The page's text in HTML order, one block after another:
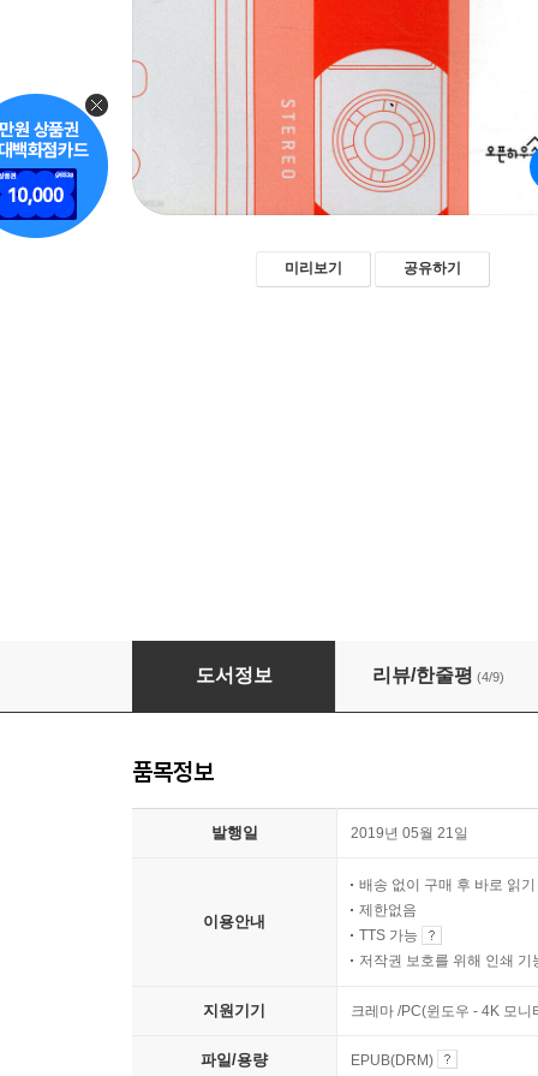
미리보기 공유하기
그 시절, 우리들의 팝송
도서정보 리뷰/한줄평 (4/9)
품목정보
발행일 2019년 05월 21일
이용안내
배송 없이 구매 후 바로 읽기
제한없음
TTS 가능
저작권 보호를 위해 인쇄 기
지원기기 크레마 /PC(윈도우 - 4K 모
파일/용량 EPUB(DRM)